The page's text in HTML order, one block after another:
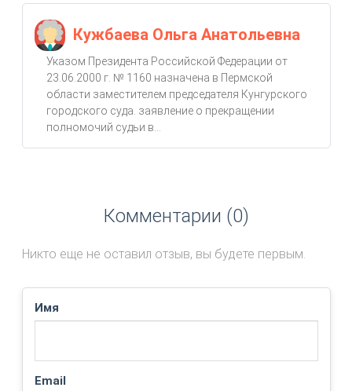
Кужбаева Ольга Анатольевна
Указом Президента Российской Федерации от
23.06.2000 г. № 1160 назначена в Пермской
области заместителем председателя Кунгурского
городского суда. заявление о прекращении
полномочий судьи в...
Комментарии (0)
Никто еще не оставил отзыв, вы будете первым.
Имя
Email